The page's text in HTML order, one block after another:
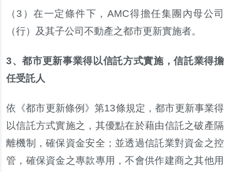
（ 3 ）在一定條件下 ， AMC得擔任集團內母公司
（行） 及其子公司不動產之都市更新實施者。
3、都市更新事業得以信託方式實施，信託業得擔
任受託人
依 《都市更新條例 》第13條規定 ，都市更新事業得
以信託方式實施之 ， 其優點在於藉由信託之破產隔
離機制
，確保資金安全 ； 並透過信託業對資金之控
管 ， 確保資金之專款專用 ，不會供作建商之其他用